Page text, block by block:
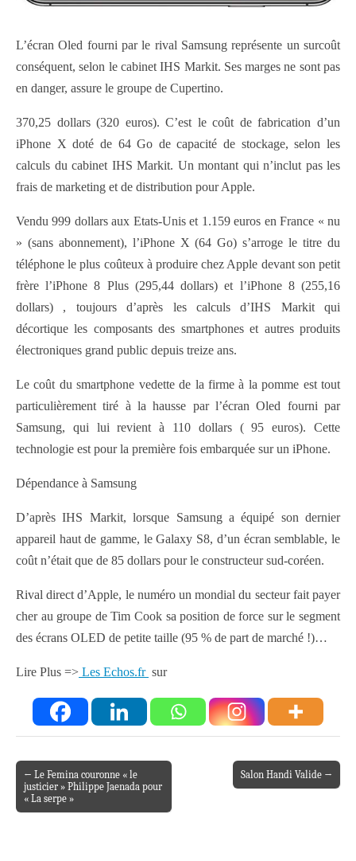
L’écran Oled fourni par le rival Samsung représente un surcoût
conséquent, selon le cabinet IHS Markit. Ses marges ne sont pas
en danger, assure le groupe de Cupertino.
370,25 dollars (320 euros). C’est le coût de fabrication d’un
iPhone X doté de 64 Go de capacité de stockage, selon les
calculs du cabinet IHS Markit. Un montant qui n’inclut pas les
frais de marketing et de distribution pour Apple.
Vendu 999 dollars aux Etats-Unis et 1.159 euros en France « nu
» (sans abonnement), l’iPhone X (64 Go) s’arroge le titre du
téléphone le plus coûteux à produire chez Apple devant son petit
frère l’iPhone 8 Plus (295,44 dollars) et l’iPhone 8 (255,16
dollars) , toujours d’après les calculs d’IHS Markit qui
décortique les composants des smartphones et autres produits
électroniques grand public depuis treize ans.
Le coût du smartphone vedette de la firme à la pomme est tout
particulièrement tiré à la hausse par l’écran Oled fourni par
Samsung, qui lui revient à 110 dollars ( 95 euros). Cette
technologie est pour la première fois embarquée sur un iPhone.
Dépendance à Samsung
D’après IHS Markit, lorsque Samsung a équipé son dernier
appareil haut de gamme, le Galaxy S8, d’un écran semblable, le
coût n’était que de 85 dollars pour le constructeur sud-coréen.
Rival direct d’Apple, le numéro un mondial du secteur fait payer
cher au groupe de Tim Cook sa position de force sur le segment
des écrans OLED de petite taille (95 % de part de marché !)…
Lire Plus => Les Echos.fr sur
Post navigation
← Le Femina couronne « le
justicier » Philippe Jaenada pour
« La serpe »
Salon Handi Valide →